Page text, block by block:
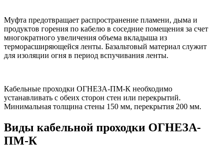
Муфта предотвращает распространение пламени, дыма и
продуктов горения по кабелю в соседние помещения за счет
многократного увеличения объема вкладыша из
терморасширяющейся ленты. Базальтовый материал служит
для изоляции огня в период вспучивания ленты.
Кабельные проходки ОГНЕЗА-ПМ-К необходимо
устанавливать с обеих сторон стен или перекрытий.
Минимальная толщина стены 150 мм, перекрытия 200 мм.
Виды кабельной проходки ОГНЕЗА-
ПМ-К